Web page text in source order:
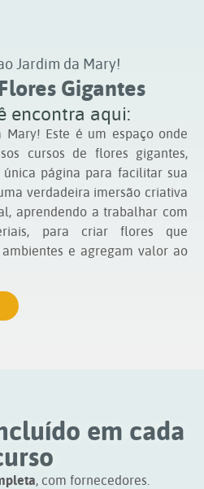
Jardim da Mary!
Gigantes
encontra aqui:
Mary! Este é um espaço onde
cursos de flores gigantes,
página para facilitar sua
verdadeira imersão criativa
aprendendo a trabalhar com
para criar flores que
e agregam valor ao
em cada
, com fornecedores.